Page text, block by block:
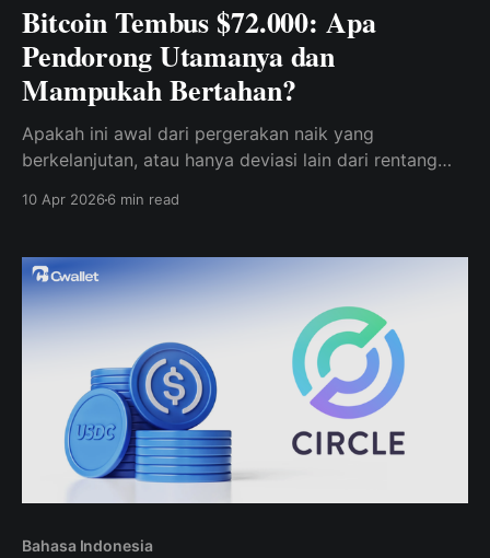
Bitcoin Tembus $72.000: Apa
Pendorong Utamanya dan
Mampukah Bertahan?
Apakah ini awal dari pergerakan naik yang
berkelanjutan, atau hanya deviasi lain dari rentang
10 Apr 20266 min read
Bahasa Indonesia